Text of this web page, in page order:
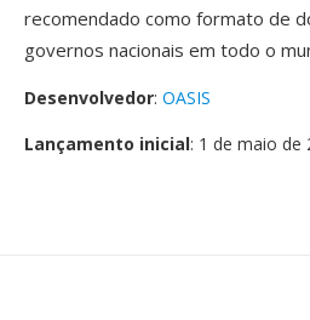
recomendado como formato de
governos nacionais em todo o
Desenvolvedor: OASIS
Lançamento inicial: 1 de maio de